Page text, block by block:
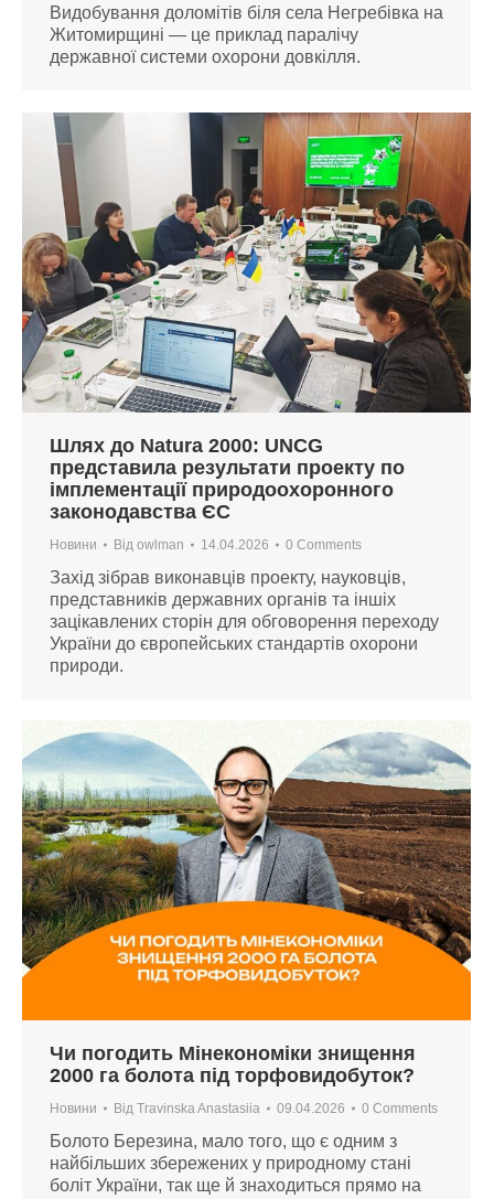
Видобування доломітів біля села Негребівка на
Житомирщині — це приклад паралічу
державної системи охорони довкілля.
Шлях до Natura 2000: UNCG
представила результати проекту по
імплементації природоохоронного
законодавства ЄС
Новини Від owlman 14.04.2026 0 Comments
Захід зібрав виконавців проекту, науковців,
представників державних органів та іншіх
зацікавлених сторін для обговорення переходу
України до європейських стандартів охорони
природи.
Чи погодить Мінекономіки знищення
2000 га болота під торфовидобуток?
Новини Від Travinska Anastasiia 09.04.2026 0 Comments
Болото Березина, мало того, що є одним з
найбільших збережених у природному стані
боліт України, так ще й знаходиться прямо на